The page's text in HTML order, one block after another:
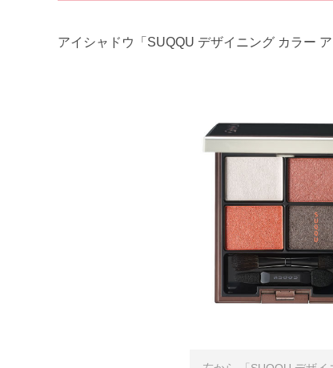
アイシャドウ「SUQQU デザイニング カラー